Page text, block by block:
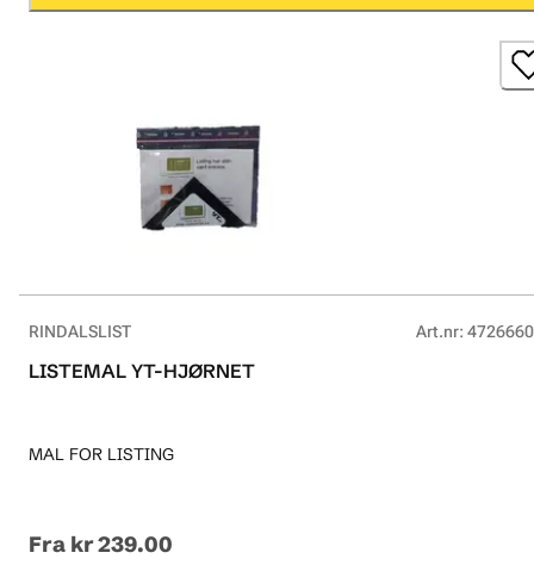
RINDALSLIST Art.nr:
LISTEMAL YT-HJØRNET
MAL FOR LISTING
Fra kr 239.00